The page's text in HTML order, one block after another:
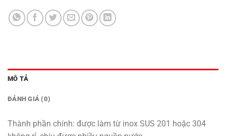
MÔ TẢ
ĐÁNH GIÁ (0)
Thành phần chính: được làm từ inox SUS 201 hoặc 304